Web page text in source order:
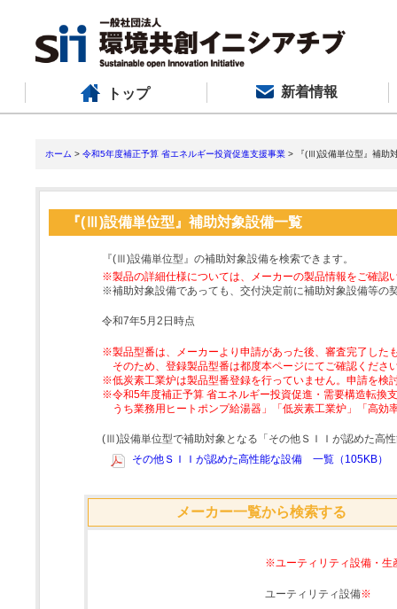
トップ 新着情報
ホーム > 令和5年度補正予算 省エネルギー投資促進支援事業 > 『(Ⅲ)設備単位型』補助
『(Ⅲ)設備単位型』補助対象設備一覧
『(Ⅲ)設備単位型』の補助対象設備を検索できます。
※製品の詳細仕様については、メーカーの製品情報をご確認
※補助対象設備であっても、交付決定前に補助対象設備等の
令和7年5月2日時点
※製品型番は、メーカーより申請があった後、審査完了した
そのため、登録製品型番は都度本ページにてご確認くださ
※低炭素工業炉は製品型番登録を行っていません。申請を検
※令和5年度補正予算 省エネルギー投資促進・需要構造転換
うち業務用ヒートポンプ給湯器」「低炭素工業炉」「高
(Ⅲ)設備単位型で補助対象となる「その他ＳＩＩが認めた高
その他ＳＩＩが認めた高性能な設備 一覧（105KB）
メーカー一覧から検索する
※ユーティリティ設備・生
ユーティリティ設備※